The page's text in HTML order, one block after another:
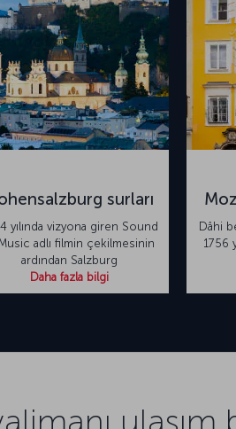
surları
yılında vizyona giren Sound
adlı filmin çekilmesinin
ardından Salzburg
Daha fazla bilgi
Dâhi
1756